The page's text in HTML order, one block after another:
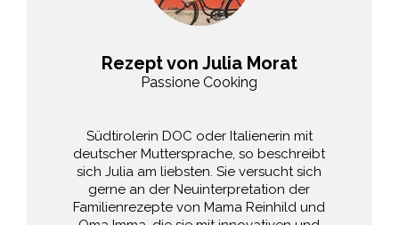
Rezept von Julia Morat
Passione Cooking
Südtirolerin DOC oder Italienerin mit
deutscher Muttersprache, so beschreibt
sich Julia am liebsten. Sie versucht sich
gerne an der Neuinterpretation der
Familienrezepte von Mama Reinhild und